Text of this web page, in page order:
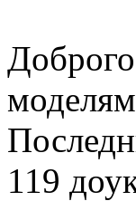
119